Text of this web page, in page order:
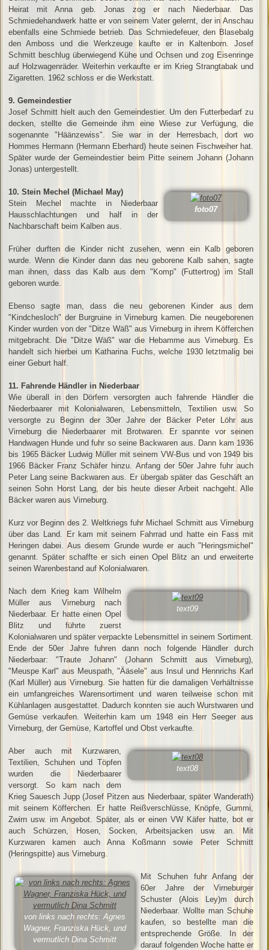
Heirat mit Anna geb. Jonas zog er nach Niederbaar. Das
Schmiedehandwerk hatte er von seinem Vater gelernt, der in Anschau
ebenfalls eine Schmiede betrieb. Das Schmiedefeuer, den Blasebalg
den Amboss und die Werkzeuge kaufte er in Kaltenborn. Josef
Schmitt beschlug überwiegend Kühe und Ochsen und zog Eisenringe
auf Holzwagenräder. Weiterhin verkaufte er im Krieg Strangtabak und
Zigaretten. 1962 schloss er die Werkstatt.
9. Gemeindestier
Josef Schmitt hielt auch den Gemeindestier. Um den Futterbedarf zu
decken, stellte die Gemeinde ihm eine Wiese zur Verfügung, die
sogenannte "Häänzewiss". Sie war in der Herresbach, dort wo
Hommes Hermann (Hermann Eberhard) heute seinen Fischweiher hat.
Später wurde der Gemeindestier beim Pitte seinem Johann (Johann
Jonas) untergestellt.
foto07
10. Stein Mechel (Michael May)
Stein Mechel machte in Niederbaar
Hausschlachtungen und half in der
Nachbarschaft beim Kalben aus.
Früher durften die Kinder nicht zusehen, wenn ein Kalb geboren
wurde. Wenn die Kinder dann das neu geborene Kalb sahen, sagte
man ihnen, dass das Kalb aus dem "Komp" (Futtertrog) im Stall
geboren wurde.
Ebenso sagte man, dass die neu geborenen Kinder aus dem
"Kindchesloch" der Burgruine in Virneburg kamen. Die neugeborenen
Kinder wurden von der "Ditze Wäß" aus Virneburg in ihrem Köfferchen
mitgebracht. Die "Ditze Wäß" war die Hebamme aus Virneburg. Es
handelt sich hierbei um Katharina Fuchs, welche 1930 letztmalig bei
einer Geburt half.
11. Fahrende Händler in Niederbaar
Wie überall in den Dörfern versorgten auch fahrende Händler die
Niederbaarer mit Kolonialwaren, Lebensmitteln, Textilien usw. So
versorgte zu Beginn der 30er Jahre der Bäcker Peter Löhr aus
Virneburg die Niederbaarer mit Brotwaren. Er spannte vor seinen
Handwagen Hunde und fuhr so seine Backwaren aus. Dann kam 1936
bis 1965 Bäcker Ludwig Müller mit seinem VW-Bus und von 1949 bis
1966 Bäcker Franz Schäfer hinzu. Anfang der 50er Jahre fuhr auch
Peter Lang seine Backwaren aus. Er übergab später das Geschäft an
seinen Sohn Horst Lang, der bis heute dieser Arbeit nachgeht. Alle
Bäcker waren aus Virneburg.
Kurz vor Beginn des 2. Weltkriegs fuhr Michael Schmitt aus Virneburg
über das Land. Er kam mit seinem Fahrrad und hatte ein Fass mit
Heringen dabei. Aus diesem Grunde wurde er auch "Heringsmichel"
genannt. Später schaffte er sich einen Opel Blitz an und erweiterte
seinen Warenbestand auf Kolonialwaren.
text09
Nach dem Krieg kam Wilhelm
Müller aus Virneburg nach
Niederbaar. Er hatte einen Opel
Blitz und führte zuerst
Kolonialwaren und später verpackte Lebensmittel in seinem Sortiment.
Ende der 50er Jahre fuhren dann noch folgende Händler durch
Niederbaar: "Traute Johann" (Johann Schmitt aus Virneburg),
"Meuspe Karl" aus Meuspath, "Ääsele" aus Insul und Hennrichs Karl
(Karl Müller) aus Virneburg. Sie hatten für die damaligen Verhältnisse
ein umfangreiches Warensortiment und waren teilweise schon mit
Kühlanlagen ausgestattet. Dadurch konnten sie auch Wurstwaren und
Gemüse verkaufen. Weiterhin kam um 1948 ein Herr Seeger aus
Virneburg, der Gemüse, Kartoffel und Obst verkaufte.
text08
Aber auch mit Kurzwaren,
Textilien, Schuhen und Töpfen
wurden die Niederbaarer
versorgt. So kam nach dem
Krieg Sauesch Jupp (Josef Pitzen aus Niederbaar, später Wanderath)
mit seinem Köfferchen. Er hatte Reißverschlüsse, Knöpfe, Gummi,
Zwirn usw. im Angebot. Später, als er einen VW Käfer hatte, bot er
auch Schürzen, Hosen, Socken, Arbeitsjacken usw. an. Mit
Kurzwaren kamen auch Anna Koßmann sowie Peter Schmitt
(Heringspitte) aus Virneburg.
von links nach rechts: Agnes
Wagner, Franziska Hück, und
vermutlich Dina Schmitt
Mit Schuhen fuhr Anfang der
60er Jahre der Virneburger
Schuster (Alois Ley)m durch
Niederbaar. Wollte man Schuhe
kaufen, so bestellte man die
entsprechende Größe. In der
darauf folgenden Woche hatte er